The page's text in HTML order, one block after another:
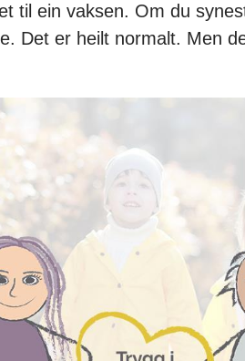
til ein vaksen. Om du
Det er heilt normalt. Men